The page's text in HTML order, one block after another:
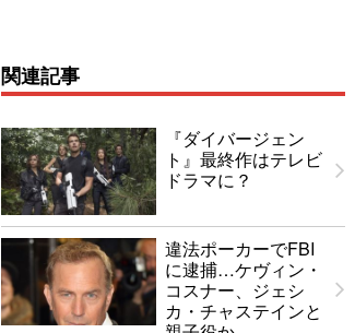
関連記事
『ダイバージェン
ト』最終作はテレビ
ドラマに？
違法ポーカーでFBI
に逮捕…ケヴィン・
コスナー、ジェシ
カ・チャステインと